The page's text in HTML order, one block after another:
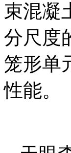
束混凝
分尺度
笼形单
性能。